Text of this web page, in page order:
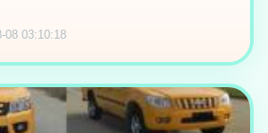
08 03:10:18